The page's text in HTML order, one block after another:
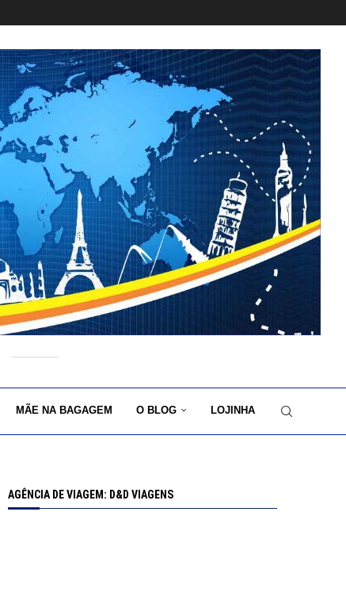
MÃE NA BAGAGEM O BLOG LOJINHA
AGÊNCIA DE VIAGEM: D&D VIAGENS